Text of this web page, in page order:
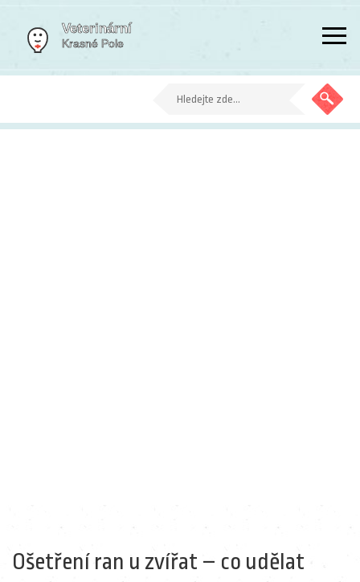
Ošetření ran u zvířat – co udělat